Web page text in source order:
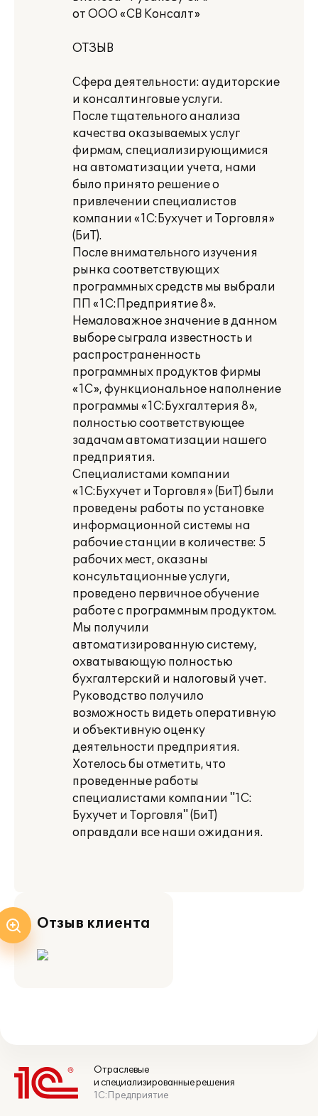
от ООО «СВ Консалт»
ОТЗЫВ
Сфера деятельности: аудиторские
и консалтинговые услуги.
После тщательного анализа
качества оказываемых услуг
фирмам, специализирующимися
на автоматизации учета, нами
было принято решение о
привлечении специалистов
компании «1С:Бухучет и Торговля»
(БиТ).
После внимательного изучения
рынка соответствующих
программных средств мы выбрали
ПП «1С:Предприятие 8».
Немаловажное значение в данном
выборе сыграла известность и
распространенность
программных продуктов фирмы
«1С», функциональное наполнение
программы «1С:Бухгалтерия 8»,
полностью соответствующее
задачам автоматизации нашего
предприятия.
Специалистами компании
«1С:Бухучет и Торговля» (БиТ) были
проведены работы по установке
информационной системы на
рабочие станции в количестве: 5
рабочих мест, оказаны
консультационные услуги,
проведено первичное обучение
работе с программным продуктом.
Мы получили
автоматизированную систему,
охватывающую полностью
бухгалтерский и налоговый учет.
Руководство получило
возможность видеть оперативную
и объективную оценку
деятельности предприятия.
Хотелось бы отметить, что
проведенные работы
специалистами компании "1С:
Бухучет и Торговля" (БиТ)
оправдали все наши ожидания.
Отзыв клиента
Отраслевые
и специализированные решения
1С:Предприятие